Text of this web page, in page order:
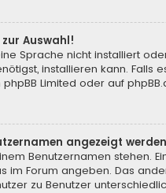
Auswahl!
Sprache nicht installiert
installieren kann.
phpBB Limited oder auf
angezeigt
Benutzernamen stehen.
im Forum angeben. Das
zu Benutzer